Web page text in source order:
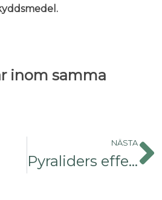
inom samma
NÄSTA
Pyraliders effekt på fleråriga växter